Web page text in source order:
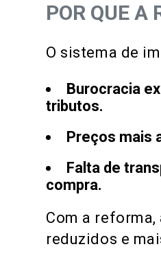
POR QUE A
O sistema de
Burocracia
tributos.
Preços mais
Falta de
compra.
Com a
reduzidos e